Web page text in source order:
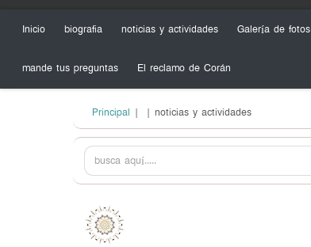
Inicio biografia noticias y actividades Galería de fotos
mande tus preguntas
El reclamo de Corán
Principal | | noticias y actividades